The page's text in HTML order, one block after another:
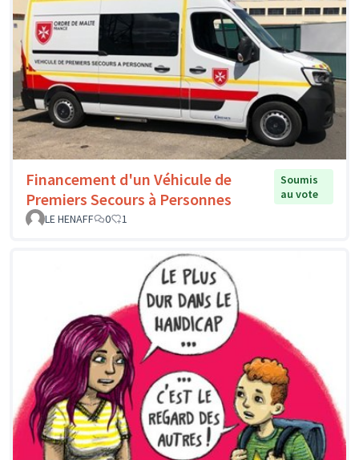
Financement d'un Véhicule de
Premiers Secours à Personnes
Soumis
au vote
LE HENAFF
0 1